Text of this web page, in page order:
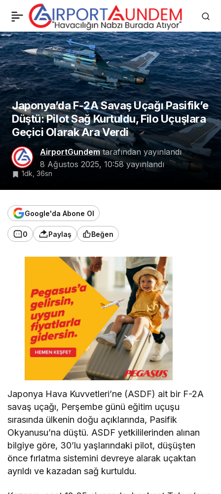
Japonya’da F-2A Savaş Uçağı Pasifik’e
Düştü: Pilot Sağ Kurtuldu, Filo Uçuşlara
Geçici Olarak Ara Verdi
AirportGundemtarafından yayınlandı
8 Ağustos 2025, 10:58yayınlandı
1dk, 36sn
Google'da Abone Ol
0 Paylaş Beğen
Japonya Hava Kuvvetleri’ne (ASDF) ait bir F-2A
savaş uçağı, Perşembe günü eğitim uçuşu
sırasında ülkenin doğu açıklarında, Pasifik
Okyanusu’na düştü. ASDF yetkililerinden alınan
bilgiye göre, 30’lu yaşlarındaki pilot, düşüşten
önce fırlatma sistemini devreye alarak uçaktan
ayrıldı ve kazadan sağ kurtuldu.
Pentagon Onayladı:
Avustralya MC-55A
Filosu Modernize
Edilecek
0 Paylaş